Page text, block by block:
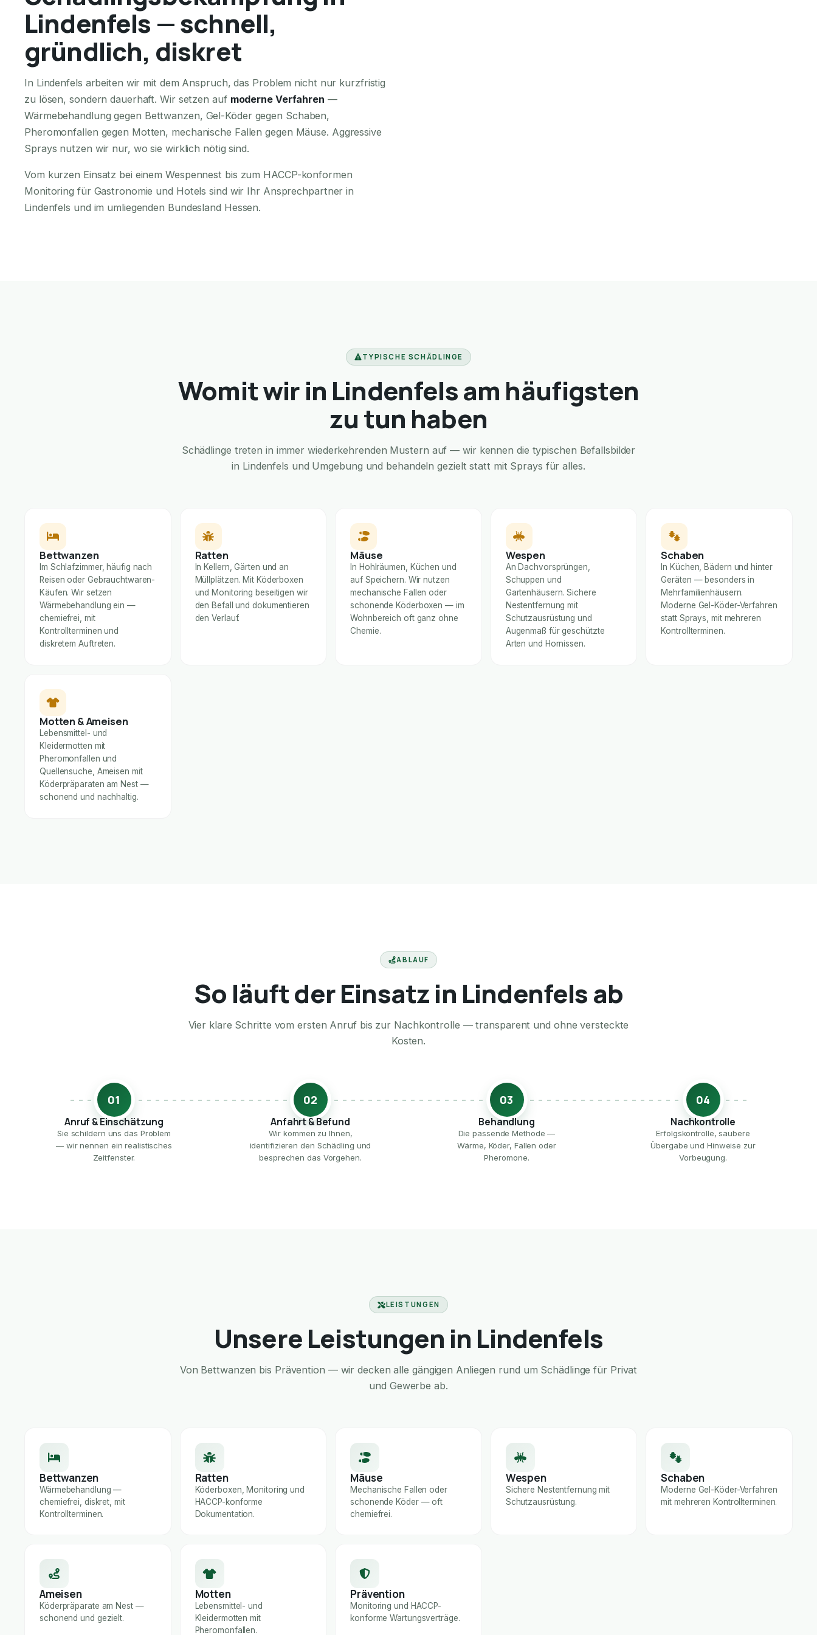
Lindenfels — schnell,
gründlich, diskret
In Lindenfels arbeiten wir mit dem Anspruch, das Problem nicht nur kurzfristig
zu lösen, sondern dauerhaft. Wir setzen auf moderne Verfahren —
Wärmebehandlung gegen Bettwanzen, Gel-Köder gegen Schaben,
Pheromonfallen gegen Motten, mechanische Fallen gegen Mäuse. Aggressive
Sprays nutzen wir nur, wo sie wirklich nötig sind.
Vom kurzen Einsatz bei einem Wespennest bis zum HACCP-konformen
Monitoring für Gastronomie und Hotels sind wir Ihr Ansprechpartner in
Lindenfels und im umliegenden Bundesland Hessen.
TYPISCHE SCHÄDLINGE
Womit wir in Lindenfels am häufigsten
zu tun haben
Schädlinge treten in immer wiederkehrenden Mustern auf — wir kennen die typischen Befallsbilder
in Lindenfels und Umgebung und behandeln gezielt statt mit Sprays für alles.
Bettwanzen
Im Schlafzimmer, häufig nach
Reisen oder Gebrauchtwaren-
Käufen. Wir setzen
Wärmebehandlung ein —
chemiefrei, mit
Kontrollterminen und
diskretem Auftreten.
Ratten
In Kellern, Gärten und an
Müllplätzen. Mit Köderboxen
und Monitoring beseitigen wir
den Befall und dokumentieren
den Verlauf.
Mäuse
In Hohlräumen, Küchen und
auf Speichern. Wir nutzen
mechanische Fallen oder
schonende Köderboxen — im
Wohnbereich oft ganz ohne
Chemie.
Wespen
An Dachvorsprüngen,
Schuppen und
Gartenhäusern. Sichere
Nestentfernung mit
Schutzausrüstung und
Augenmaß für geschützte
Arten und Hornissen.
Schaben
In Küchen, Bädern und hinter
Geräten — besonders in
Mehrfamilienhäusern.
Moderne Gel-Köder-Verfahren
statt Sprays, mit mehreren
Kontrollterminen.
Motten & Ameisen
Lebensmittel- und
Kleidermotten mit
Pheromonfallen und
Quellensuche, Ameisen mit
Köderpräparaten am Nest —
schonend und nachhaltig.
ABLAUF
So läuft der Einsatz in Lindenfels ab
Vier klare Schritte vom ersten Anruf bis zur Nachkontrolle — transparent und ohne versteckte
Kosten.
01
Anruf & Einschätzung
Sie schildern uns das Problem
— wir nennen ein realistisches
Zeitfenster.
02
Anfahrt & Befund
Wir kommen zu Ihnen,
identifizieren den Schädling und
besprechen das Vorgehen.
03
Behandlung
Die passende Methode —
Wärme, Köder, Fallen oder
Pheromone.
04
Nachkontrolle
Erfolgskontrolle, saubere
Übergabe und Hinweise zur
Vorbeugung.
LEISTUNGEN
Unsere Leistungen in Lindenfels
Von Bettwanzen bis Prävention — wir decken alle gängigen Anliegen rund um Schädlinge für Privat
und Gewerbe ab.
Bettwanzen
Wärmebehandlung —
chemiefrei, diskret, mit
Kontrollterminen.
Ratten
Köderboxen, Monitoring und
HACCP-konforme
Dokumentation.
Mäuse
Mechanische Fallen oder
schonende Köder — oft
chemiefrei.
Wespen
Sichere Nestentfernung mit
Schutzausrüstung.
Schaben
Moderne Gel-Köder-Verfahren
mit mehreren Kontrollterminen.
Ameisen
Köderpräparate am Nest —
schonend und gezielt.
Motten
Lebensmittel- und
Kleidermotten mit
Pheromonfallen.
Prävention
Monitoring und HACCP-
konforme Wartungsverträge.